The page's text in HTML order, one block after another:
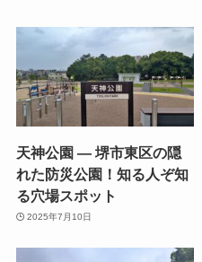
天神公園 — 堺市東区の隠
れた防災公園！知る人ぞ知
る穴場スポット
2025年7月10日